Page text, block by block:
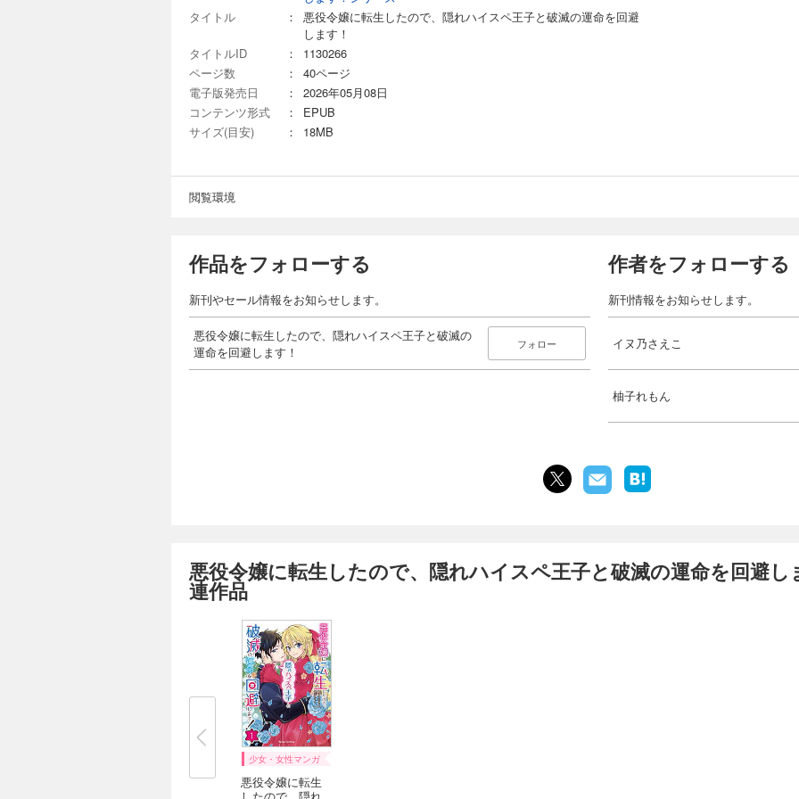
タイトル
：
悪役令嬢に転生したので、隠れハイスペ王子と破滅の運命を回避
します！
タイトルID
：
1130266
ページ数
：
40ページ
電子版発売日
：
2026年05月08日
コンテンツ形式
：
EPUB
サイズ(目安)
： 18MB
閲覧環境
作品をフォローする
新刊やセール情報をお知らせします。
悪役令嬢に転生したので、隠れハイスペ王子と破滅の
運命を回避します！
フォロー
作者をフォローする
新刊情報をお知らせします。
イヌ乃さえこ
柚子れもん
悪役令嬢に転生したので、隠れハイスペ王子と破滅の運命を回避
連作品
少女・女性マンガ
悪役令嬢に転生